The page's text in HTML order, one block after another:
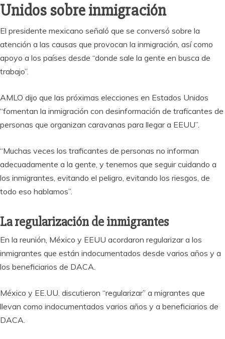
Unidos sobre inmigración
El presidente mexicano señaló que se conversó sobre la
atención a las causas que provocan la inmigración, así como
apoyo a los países desde “donde sale la gente en busca de
trabajo”.
AMLO dijo que las próximas elecciones en Estados Unidos
“fomentan la inmigración con desinformación de traficantes de
personas que organizan caravanas para llegar a EEUU”.
“Muchas veces los traficantes de personas no informan
adecuadamente a la gente, y tenemos que seguir cuidando a
los inmigrantes, evitando el peligro, evitando los riesgos, de
todo eso hablamos”.
La regularización de inmigrantes
En la reunión, México y EEUU acordaron regularizar a los
inmigrantes que están indocumentados desde varios años y a
los beneficiarios de DACA.
México y EE.UU. discutieron “regularizar” a migrantes que
llevan como indocumentados varios años y a beneficiarios de
DACA.